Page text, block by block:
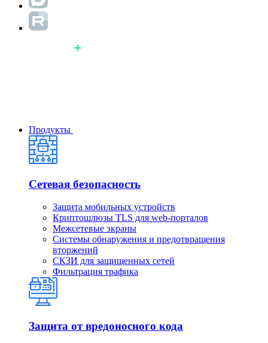
Продукты
Сетевая безопасность
Защита мобильных устройств
Криптошлюзы TLS для web-порталов
Межсетевые экраны
Системы обнаружения и предотвращения
вторжений
СКЗИ для защищенных сетей
Фильтрация трафика
Защита от вредоносного кода